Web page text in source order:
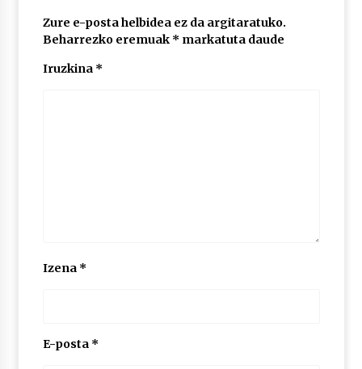
Zure e-posta helbidea ez da argitaratuko.
Beharrezko eremuak * markatuta daude
Iruzkina *
Izena *
E-posta *